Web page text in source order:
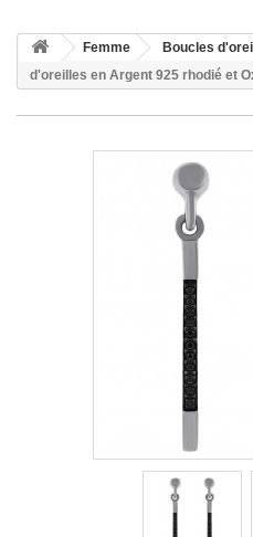
Femme Boucles
d'oreilles en Argent 925 rhodié et